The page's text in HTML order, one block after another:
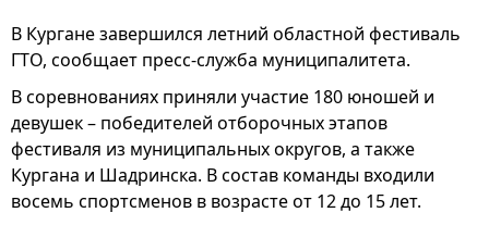
В Кургане завершился летний областной фестиваль
ГТО, сообщает пресс-служба муниципалитета.
В соревнованиях приняли участие 180 юношей и
девушек – победителей отборочных этапов
фестиваля из муниципальных округов, а также
Кургана и Шадринска. В состав команды входили
восемь спортсменов в возрасте от 12 до 15 лет.